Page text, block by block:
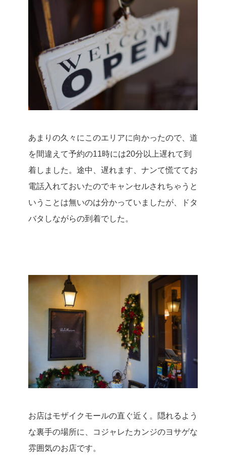
あまりの久々にこのエリアに向かったので、道
を間違えて予約の11時には20分以上遅れて到
着しました。 途中、遅れます、ナンて慌ててお
電話入れておいたのでキャンセルされちゃうと
いうことは無いのは分かっていましたが、ドタ
バタしながらの到着でした。
お店はモザイクモールの直ぐ近く。
隠れるよう
な裏手の場所に、コジャレたカンジのヨサゲな
雰囲気のお店です。